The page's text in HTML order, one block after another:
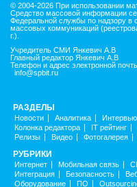
© 2004-2026 При использовании
Средство массовой информации
Федеральной службы по надзору в
массовых коммуникаций
г.).
Учредитель СМИ Янкевич А.В
Главный редактор Янкевич А.В
Телефон и адрес электронной
info@spbit.ru
РАЗДЕЛЫ
Новости Аналитика Интервью
Колонка редактора
IT рейтинг
Релизы
Видео Фотогалерея
РУБРИКИ
Интернет Мобильная связь
Интеграция
Безопасность
Оборудование
ПО